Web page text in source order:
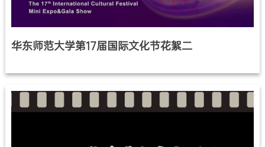
华东师范大学第17届国际文化节花絮二